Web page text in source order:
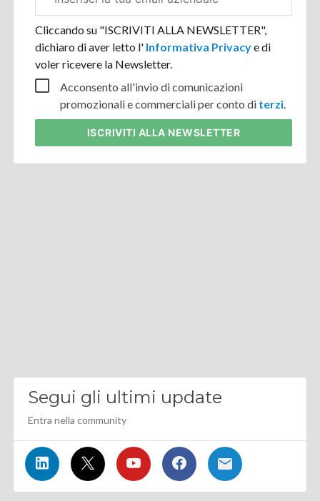
aziendale
Cliccando su "ISCRIVITI ALLA NEWSLETTER",
dichiaro di aver letto l' Informativa Privacye di
voler ricevere la Newsletter.
Acconsento all'invio di comunicazioni
promozionali e commerciali per conto di terzi.
ISCRIVITI ALLA NEWSLETTER
Segui gli ultimi update
Entra nella community